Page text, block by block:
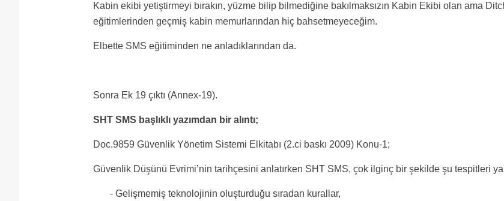
Kabin ekibi yetiştirmeyi bırakın, yüzme bilip bilmediğine bakılmaksızın Kabin Ekibi olan ama
eğitimlerinden geçmiş kabin memurlarından hiç bahsetmeyeceğim.
Elbette SMS eğitiminden ne anladıklarından da.
Sonra Ek 19 çıktı (Annex-19).
SHT SMS başlıklı yazımdan bir alıntı;
Doc.9859 Güvenlik Yönetim Sistemi Elkitabı (2.ci baskı 2009) Konu-1;
Güvenlik Düşünü Evrimi’nin tarihçesini anlatırken SHT SMS, çok ilginç bir şekilde şu tespitleri
- Gelişmemiş teknolojinin oluşturduğu sıradan kurallar,